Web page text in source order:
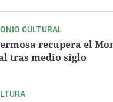
CULTURAL
recupera el
tras medio siglo